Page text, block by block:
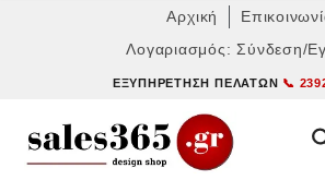
Αρχική
Λογαριασμός: Σύνδεση/
ΕΞΥΠΗΡΈΤΗΣΗ ΠΕΛΑΤΏΝ 📞